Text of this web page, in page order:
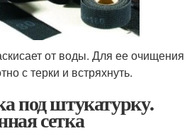
от воды. Для ее очищения
с терки и встряхнуть.
под штукатурку.
сетка